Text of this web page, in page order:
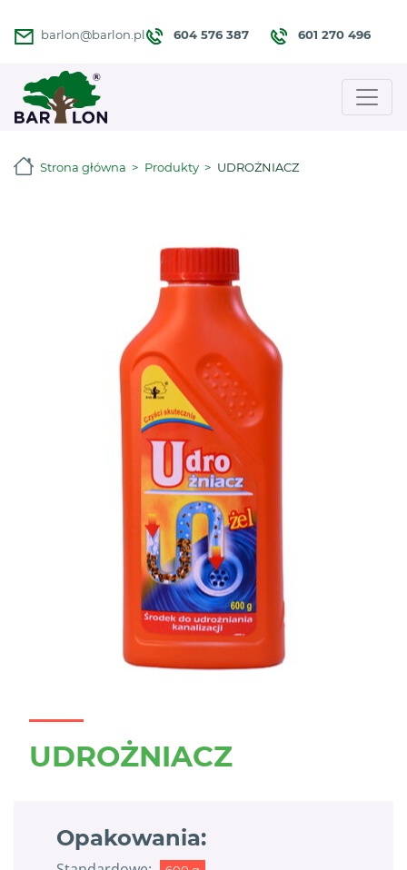
barlon@barlon.pl 604 576 387 601 270 496
Strona główna Produkty UDROŻNIACZ
UDROŻNIACZ
Opakowania: